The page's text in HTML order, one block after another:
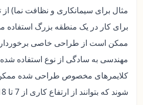
مثال برای سیمانکاری و نظافت نما) از
برای کار در یک منطقه بزرگ استفاده
ممکن است از طراحی خاصی برخوردار
مهندسی به سادگی از نوع استفاده
کلایمرهای مخصوص طراحی شده
شوند که بتوانند از ارتفاع کاری از 7 تا 18 متر